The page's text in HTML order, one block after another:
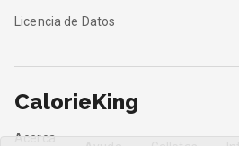
Licencia de Datos
CalorieKing
Acerca